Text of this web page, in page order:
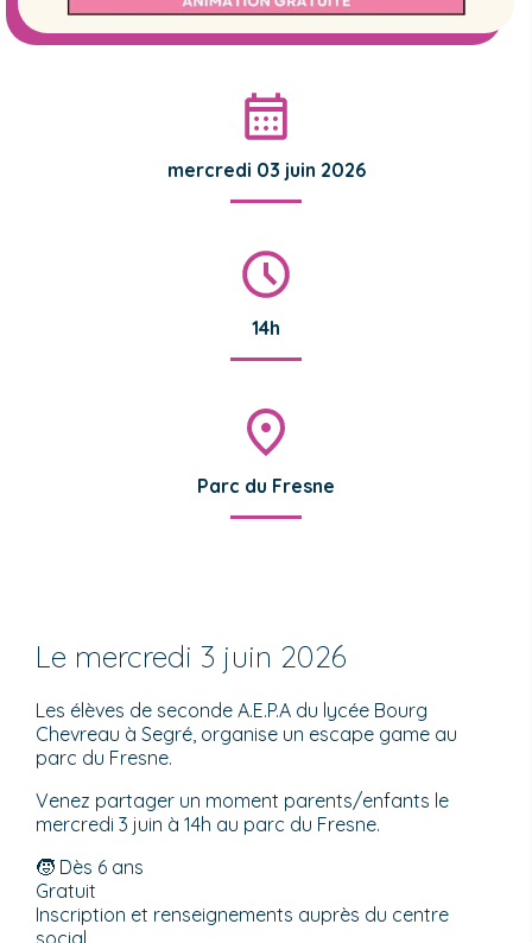
mercredi 03 juin 2026
14h
Parc du Fresne
Le mercredi 3 juin 2026
Les élèves de seconde A.E.P.A du lycée Bourg
Chevreau à Segré, organise un escape game au
parc du Fresne.
Venez partager un moment parents/enfants le
mercredi 3 juin à 14h au parc du Fresne.
🧒 Dès 6 ans
Gratuit
Inscription et renseignements auprès du centre